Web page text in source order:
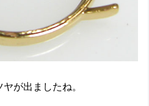
が出ましたね。